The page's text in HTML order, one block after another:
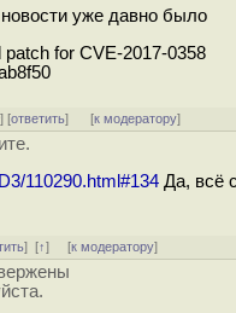
уже давно было
for CVE-2017-0358
] [ответить] [к модератору]
110290.html#134 Да, всё
][↑] [к модератору]